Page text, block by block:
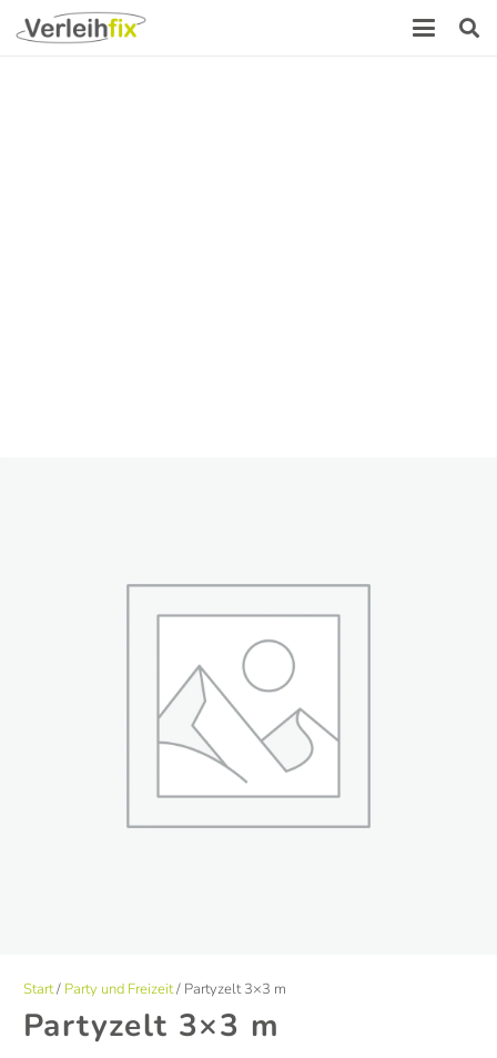
Start/ Party und Freizeit/ Partyzelt 3×3 m
Partyzelt 3×3 m